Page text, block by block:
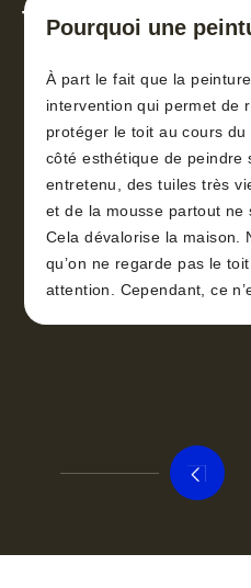
toiture 30
Pourquoi une
À part le fait que la
intervention qui permet de
protéger le toit au cours
côté esthétique de peindre
entretenu, des tuiles très
et de la mousse partout ne
Cela dévalorise la maison.
qu’on ne regarde pas le
attention. Cependant, ce